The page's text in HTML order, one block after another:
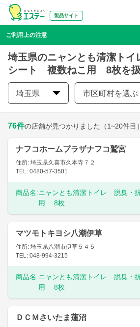
製品サイト
ご利用上の注意
埼玉県のニャンとも清潔ト
シート 複数ねこ用 8枚を
埼玉県 市区町村を選ぶ
76件の店舗が見つかりました （1~20件目）
ナフコホームプラザナフコ鷲宮
住所: 埼玉県久喜市久本寺７２
TEL: 0480-57-3501
商品名:ニャンとも清潔トイレ 脱臭・
用 8枚
マツモトキヨシ八潮伊草
住所: 埼玉県八潮市伊草５４５
TEL: 048-994-3215
商品名:ニャンとも清潔トイレ 脱臭・
用 8枚
ＤＣＭさいたま蓮沼